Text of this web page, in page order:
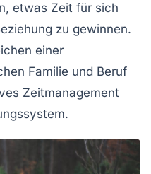
etwas Zeit für sich
zu gewinnen.
einer
Familie und Beruf
Zeitmanagement